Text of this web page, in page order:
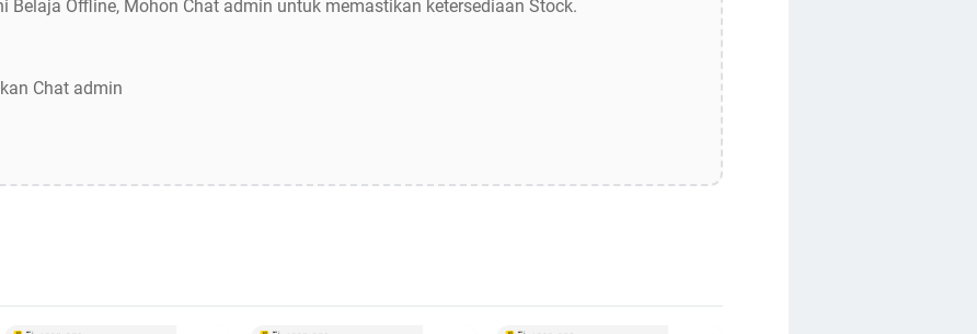
Belaja Offline, Mohon Chat admin untuk memastikan ketersediaan Stock.
Chat admin